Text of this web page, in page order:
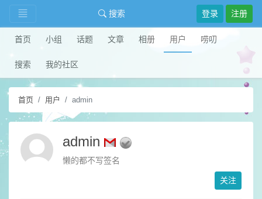
搜索 登录 注册
首页 小组 话题 文章 相册 用户 唠叨
搜索 我的社区
首页 用户 admin
admin
懒的都不写签名
关注